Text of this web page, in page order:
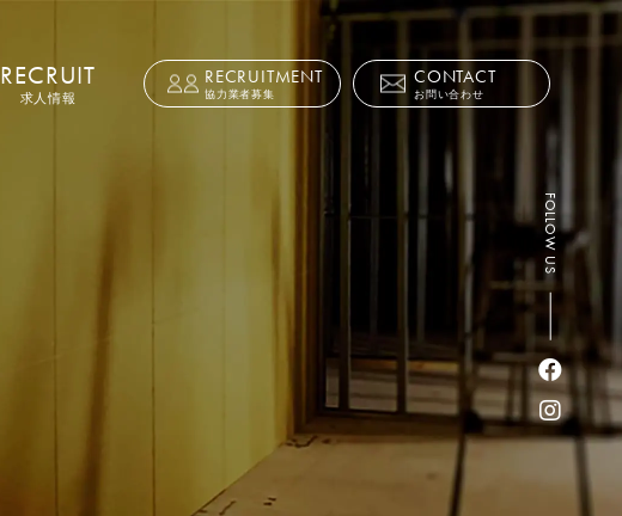
RECRUIT
求人情報
RECRUITMENT
協力業者募集
CONTACT
お問い合わせ
FOLLOW US